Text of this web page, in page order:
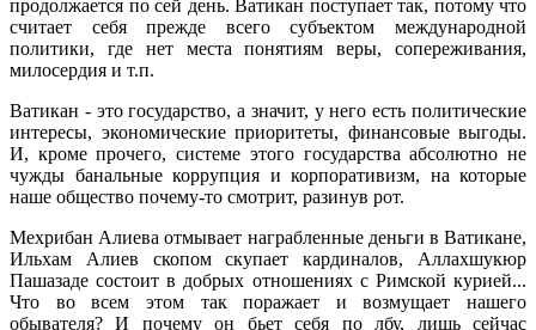
продолжается по сей день. Ватикан поступает так, потому что
считает себя прежде всего субъектом международной
политики, где нет места понятиям веры, сопереживания,
милосердия и т.п.
Ватикан - это государство, а значит, у него есть политические
интересы, экономические приоритеты, финансовые выгоды.
И, кроме прочего, системе этого государства абсолютно не
чужды банальные коррупция и корпоративизм, на которые
наше общество почему-то смотрит, разинув рот.
Мехрибан Алиева отмывает награбленные деньги в Ватикане,
Ильхам Алиев скопом скупает кардиналов, Аллахшукюр
Пашазаде состоит в добрых отношениях с Римской курией...
Что во всем этом так поражает и возмущает нашего
обывателя? И почему он бьет себя по лбу, лишь сейчас